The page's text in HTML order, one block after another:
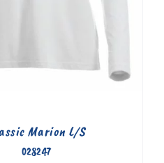
028247
Marion L/S